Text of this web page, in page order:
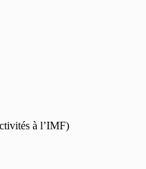
à l’IMF)